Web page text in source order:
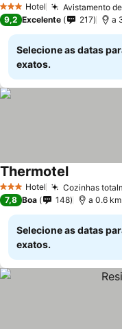
3 EstrelasHotel Avistamento
9,2 Excelente 217 a
Selecione as datas
exatos.
3 EstrelasHotel Cozinhas
Thermotel
7,8 Boa 148 a 0.6
Selecione as datas
exatos.